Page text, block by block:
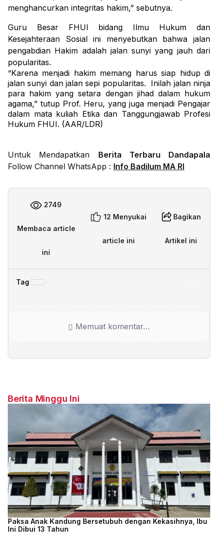
menghancurkan integritas hakim,” sebutnya.
Guru Besar FHUI bidang Ilmu Hukum dan
Kesejahteraan Sosial ini menyebutkan bahwa jalan
pengabdian Hakim adalah jalan sunyi yang jauh dari
popularitas.
“Karena menjadi hakim memang harus siap hidup di
jalan sunyi dan jalan sepi popularitas. Inilah jalan ninja
para hakim yang setara dengan jihad dalam hukum
agama,” tutup Prof. Heru, yang juga menjadi Pengajar
dalam mata kuliah Etika dan Tanggungjawab Profesi
Hukum FHUI. (AAR/LDR)
Untuk Mendapatkan Berita Terbaru Dandapala
Follow Channel WhatsApp : Info Badilum MA RI
2749
Membaca article
ini
12 Menyukai
article ini
Bagikan
Artikel ini
Tag
Memuat komentar…
Berita Minggu Ini
Paksa Anak Kandung Bersetubuh dengan Kekasihnya, Ibu
Ini Dibui 13 Tahun